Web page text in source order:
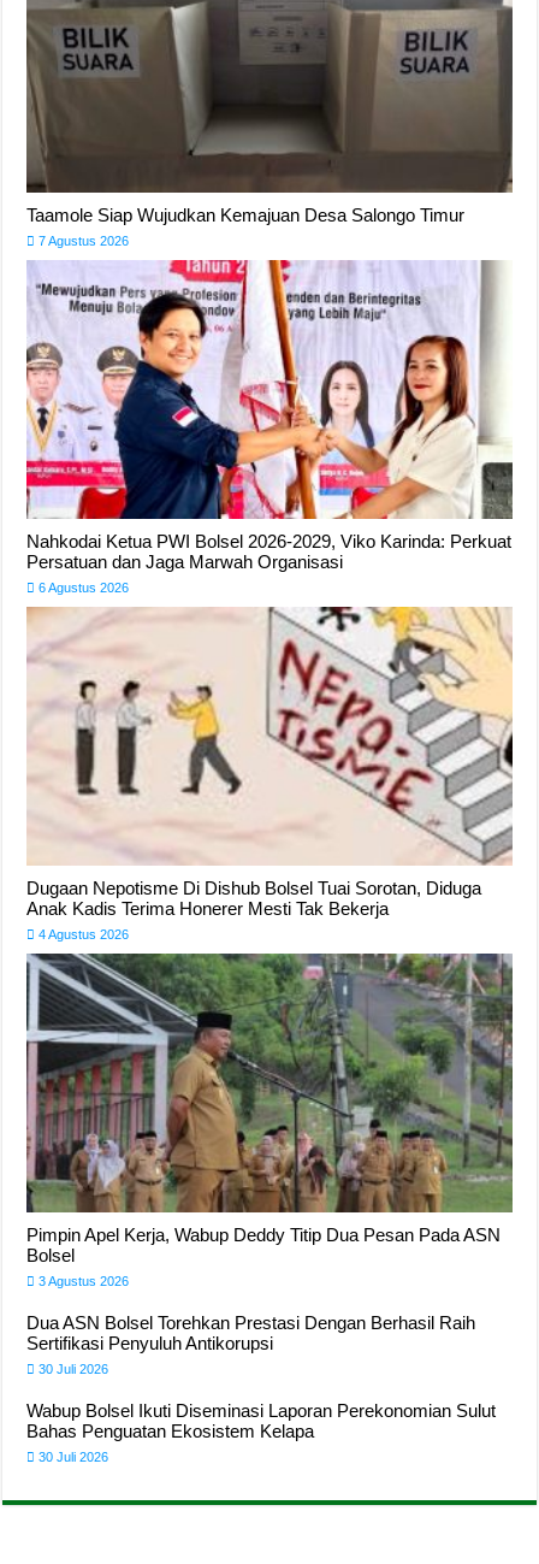
Taamole Siap Wujudkan Kemajuan Desa Salongo Timur
7 Agustus 2026
Nahkodai Ketua PWI Bolsel 2026-2029, Viko Karinda: Perkuat
Persatuan dan Jaga Marwah Organisasi
6 Agustus 2026
Dugaan Nepotisme Di Dishub Bolsel Tuai Sorotan, Diduga
Anak Kadis Terima Honerer Mesti Tak Bekerja
4 Agustus 2026
Pimpin Apel Kerja, Wabup Deddy Titip Dua Pesan Pada ASN
Bolsel
3 Agustus 2026
Dua ASN Bolsel Torehkan Prestasi Dengan Berhasil Raih
Sertifikasi Penyuluh Antikorupsi
30 Juli 2026
Wabup Bolsel Ikuti Diseminasi Laporan Perekonomian Sulut
Bahas Penguatan Ekosistem Kelapa
30 Juli 2026